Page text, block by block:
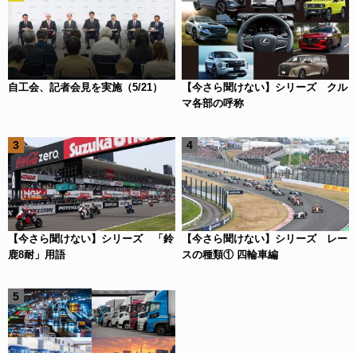
自工会、記者会見を実施（5/21）
【今さら聞けない】シリーズ クル
マ各部の呼称
【今さら聞けない】シリーズ 「鈴
鹿8耐」用語
【今さら聞けない】シリーズ レー
スの種類① 四輪車編